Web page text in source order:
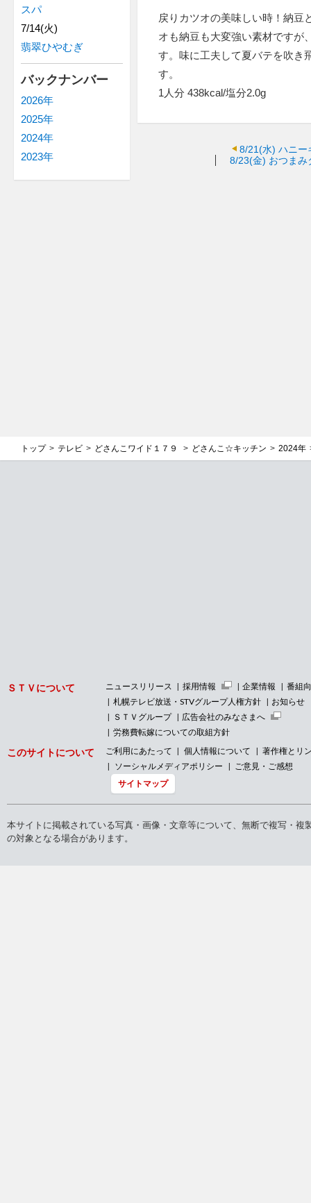
戻りカツオの美味しい時！納豆
オも納豆も大変強い素材ですが
す。味に工夫して夏バテを吹き
す。
1人分 438kcal/塩分2.0g
8/21(水) ハニー
8/23(金) おつまみ
スパ
7/14(火)
翡翠ひやむぎ
バックナンバー
2026年
2025年
2024年
2023年
トップ テレビ どさんこワイド１７９ どさんこ☆キッチン 2024年
ＳＴＶについて ニュースリリース 採用情報 企業情報
番組
札幌テレビ放送・STVグループ人権方針
お知らせ
ＳＴＶグループ
広告会社のみなさまへ
労務費転嫁についての取組方針
このサイトについて ご利用にあたって 個人情報について
著作権とリ
ソーシャルメディアポリシー
ご意見・ご感想
サイトマップ
本サイトに掲載されている写真・画像・文章等について、無断で複写・
の対象となる場合があります。